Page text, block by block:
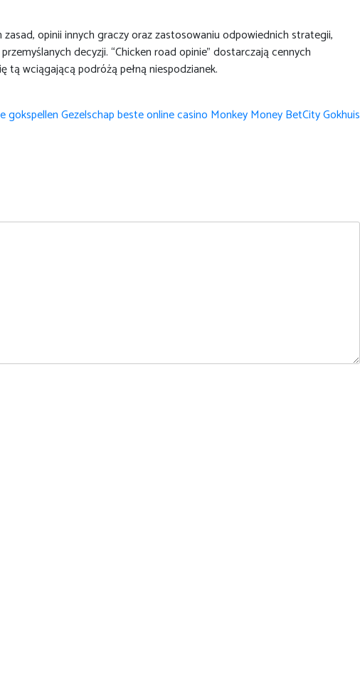
opinii innych graczy oraz zastosowaniu odpowiednich strategii,
decyzji. “Chicken road opinie” dostarczają cennych
tą wciągającą podróżą pełną niespodzianek.
gokspellen Gezelschap beste online casino Monkey Money BetCity Gokhuis